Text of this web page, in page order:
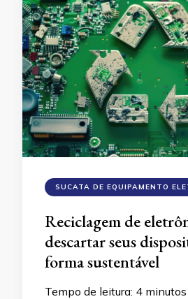
SUCATA DE EQUIPAMENTO
Reciclagem de
descartar seus
forma sustentável
Tempo de leitura: 4 minutos